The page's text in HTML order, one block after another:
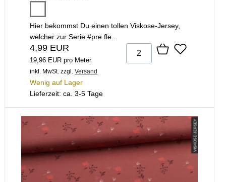
Hier bekommst Du einen tollen Viskose-Jersey,
welcher zur Serie #pre fle...
4,99 EUR
19,96 EUR pro Meter
inkl. MwSt. zzgl. Versand
Wenig auf Lager
Lieferzeit: ca. 3-5 Tage